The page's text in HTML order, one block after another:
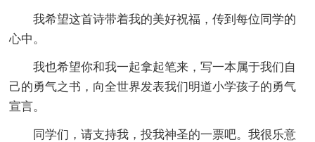
我希望这首诗带着我的美好祝福，传到每位同学的
心中。
我也希望你和我一起拿起笔来，写一本属于我们自
己的勇气之书，向全世界发表我们明道小学孩子的勇气
宣言。
同学们，请支持我，投我神圣的一票吧。我很乐意